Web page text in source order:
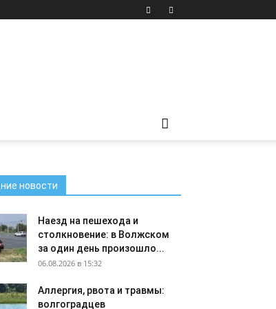
новости
Наезд на пешехода и
столкновение: в Волжском
за один день произошло...
06.08.2026 в 15:32
Аллергия, рвота и травмы:
волгоградцев